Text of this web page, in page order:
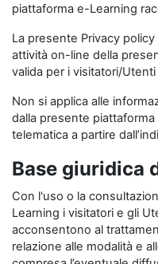
piattaforma e-Learning
La presente Privacy
attività on-line della
valida per i visitatori/
Non si applica alle
dalla presente
telematica a partire
Base giuridica
Con l'uso o la
Learning i visitatori e gli
acconsentono al
relazione alle modalità e